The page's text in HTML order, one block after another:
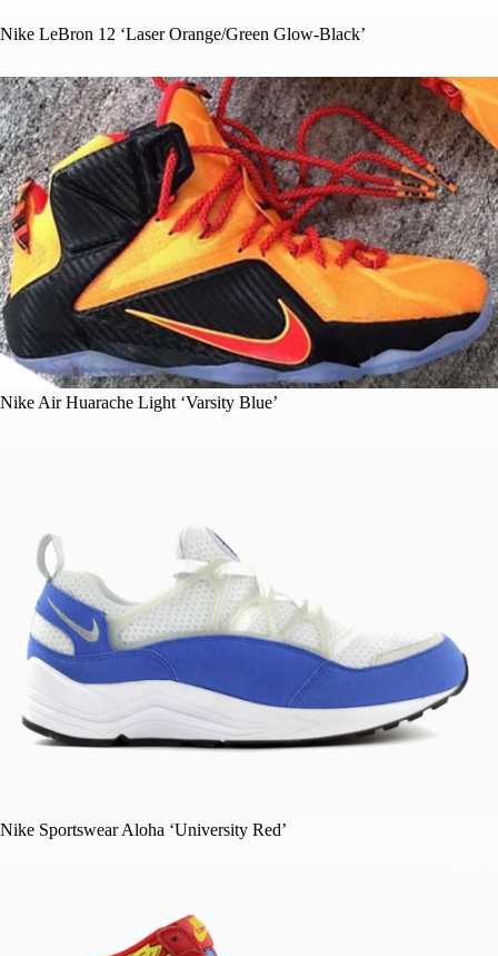
Nike LeBron 12 ‘Laser Orange/Green Glow-Black’
Nike Air Huarache Light ‘Varsity Blue’
Nike Sportswear Aloha ‘University Red’